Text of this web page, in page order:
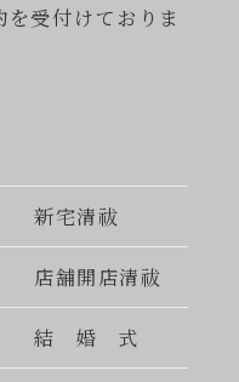
受付けておりま
新宅清祓
店舗開店清祓
結 婚 式